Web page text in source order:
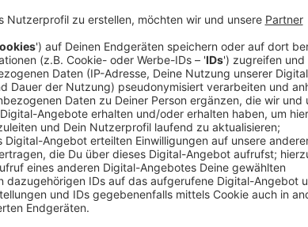
Also lädt sie eine Auswahl exzentrischer, reicher
Winterbottom, den strengen Admiral von Schneider,
den attraktiven Graf Szabos und Abenteurer Sir
wird schnell zum gefährlichen Spiel, als einer der
Sophie herauszufinden versucht, wer hinter dem
um ihr Herz – und ihre Zukunft – kämpfen darf.
Streaming-Dienst: Amazon Prime Video